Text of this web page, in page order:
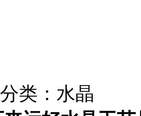
分类：水晶